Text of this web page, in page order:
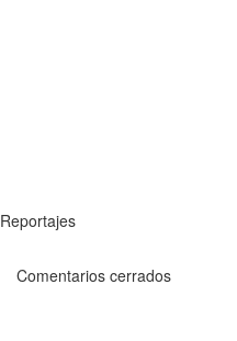
Reportajes
Comentarios cerrados